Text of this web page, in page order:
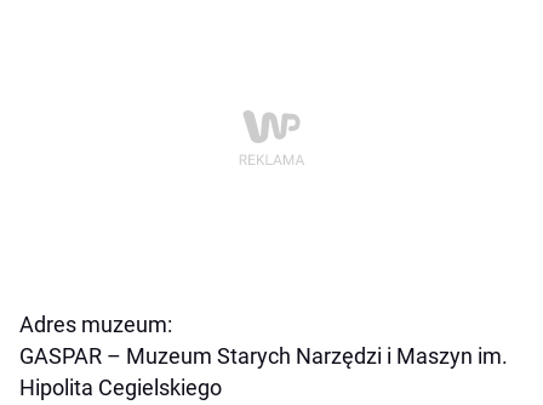
Adres muzeum:
GASPAR – Muzeum Starych Narzędzi i Maszyn im.
Hipolita Cegielskiego